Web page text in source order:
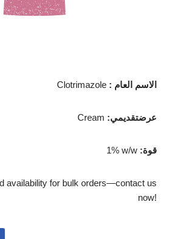
Clotrimazole : الاسم العام
Cream :عرضتقديمي
1% w/w :قوة
availability for bulk orders—contact us
now!